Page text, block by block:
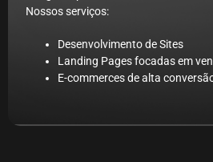
Nossos serviços:
Desenvolvimento de Sites
Landing Pages focadas em
E-commerces de alta